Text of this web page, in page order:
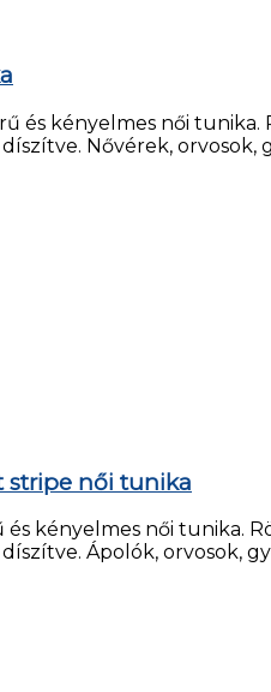
és kényelmes női
Nővérek, orvosok,
stripe női tunika
és kényelmes női tunika.
Ápolók, orvosok,